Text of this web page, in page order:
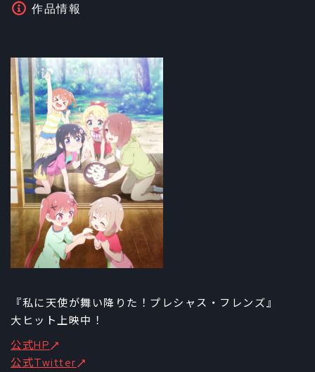
作品情報
『私に天使が舞い降りた！プレシャス・フレンズ』
大ヒット上映中！
公式HP
公式Twitter